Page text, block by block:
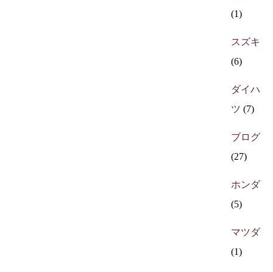
(1)
スズキ
(6)
ダイハ
ツ (7)
ブログ
(27)
ホンダ
(5)
マツダ
(1)